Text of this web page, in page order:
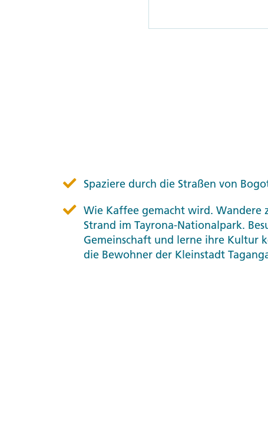
Spaziere durch die Straßen von
Wie Kaffee gemacht wird. Wandere
Strand im Tayrona-Nationalpark.
Gemeinschaft und lerne ihre Kultur
die Bewohner der Kleinstadt